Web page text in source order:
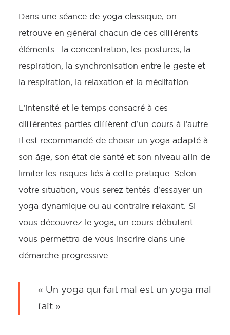
Dans une séance de yoga classique, on
retrouve en général chacun de ces différents
éléments : la concentration, les postures, la
respiration, la synchronisation entre le geste et
la respiration, la relaxation et la méditation.
L’intensité et le temps consacré à ces
différentes parties diffèrent d’un cours à l’autre.
Il est recommandé de choisir un yoga adapté à
son âge, son état de santé et son niveau afin de
limiter les risques liés à cette pratique. Selon
votre situation, vous serez tentés d’essayer un
yoga dynamique ou au contraire relaxant. Si
vous découvrez le yoga, un cours débutant
vous permettra de vous inscrire dans une
démarche progressive.
« Un yoga qui fait mal est un yoga mal
fait »